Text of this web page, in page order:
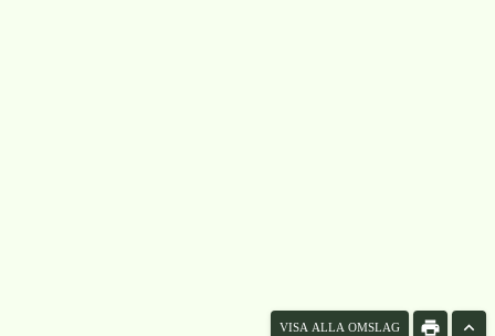
VISA ALLA OMSLAG